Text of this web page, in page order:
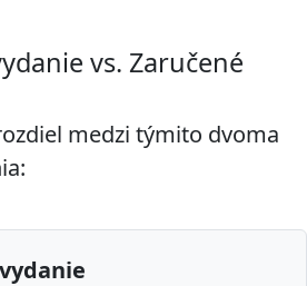
vs. Zaručené
medzi týmito dvoma